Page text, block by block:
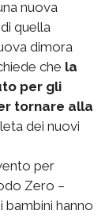
nuova
quella
dimora
che la
per gli
tornare alla
dei nuovi
per
Zero –
hanno